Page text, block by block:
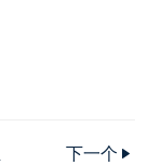
下一个